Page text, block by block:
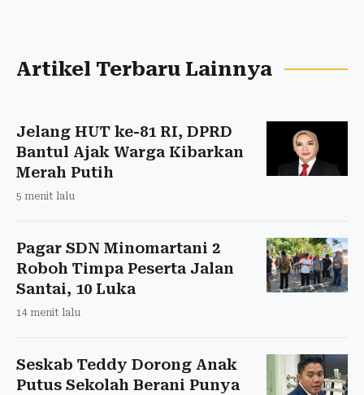
Artikel Terbaru Lainnya
Jelang HUT ke-81 RI, DPRD
Bantul Ajak Warga Kibarkan
Merah Putih
5 menit lalu
Pagar SDN Minomartani 2
Roboh Timpa Peserta Jalan
Santai, 10 Luka
14 menit lalu
Seskab Teddy Dorong Anak
Putus Sekolah Berani Punya